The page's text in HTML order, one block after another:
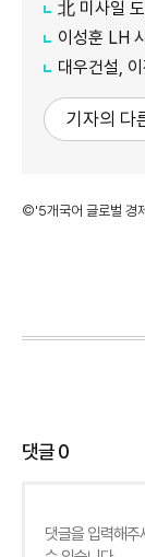
北 미사일 도
이성훈 LH 사장
대우건설, 이
기자의 다
©'5개국어 글로벌 경
댓글0